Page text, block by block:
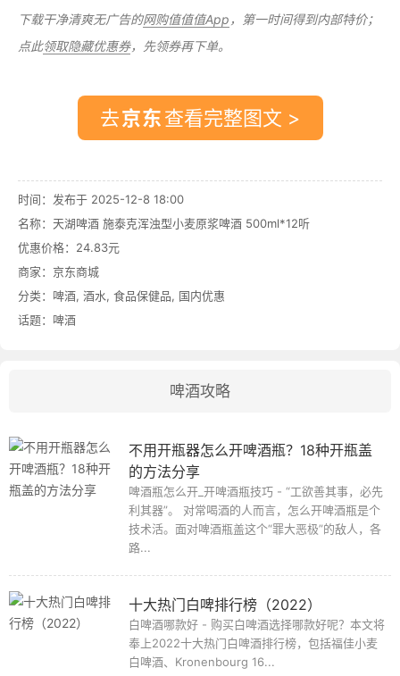
下载干净清爽无广告的网购值值值App ，第一时间得到内部特价；
点此领取隐藏优惠券，先领券再下单。
去 查看完整图文 >
时间：发布于 2025-12-8 18:00
名称： 天湖啤酒 施泰克浑浊型小麦原浆啤酒 500ml*12听
优惠价格： 24.83元
商家： 京东商城
分类： 啤酒, 酒水, 食品保健品, 国内优惠
话题： 啤酒
啤酒攻略
不用开瓶器怎么开啤酒瓶？18种开瓶盖
的方法分享
啤酒瓶怎么开_开啤酒瓶技巧 - “工欲善其事，必先
利其器”。 对常喝酒的人而言，怎么开啤酒瓶是个
技术活。面对啤酒瓶盖这个“罪大恶极”的敌人，各
路...
十大热门白啤排行榜（2022）
白啤酒哪款好 - 购买白啤酒选择哪款好呢？本文将
奉上2022十大热门白啤酒排行榜，包括福佳小麦
白啤酒、Kronenbourg 16...